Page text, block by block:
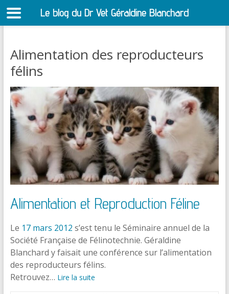
Alimentation des reproducteurs
félins
Alimentation et Reproduction Féline
Le 17 mars 2012 s’est tenu le Séminaire annuel de la
Société Française de Félinotechnie. Géraldine
Blanchard y faisait une conférence sur l’alimentation
des reproducteurs félins.
Retrouvez… Lire la suite
Le blog du Dr Vet Géraldine Blanchard